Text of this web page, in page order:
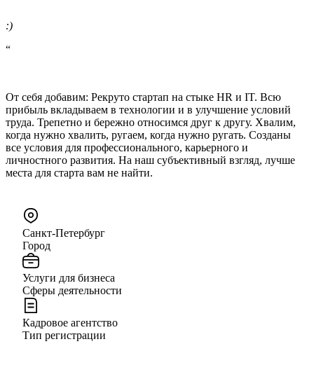
:)
“
От себя добавим: Рекруто стартап на стыке HR и IT. Всю
прибыль вкладываем в технологии и в улучшение условий
труда. Трепетно и бережно относимся друг к другу. Хвалим,
когда нужно хвалить, ругаем, когда нужно ругать. Созданы
все условия для профессионального, карьерного и
личностного развития. На наш субъективный взгляд, лучше
места для старта вам не найти.
Санкт-Петербург
Город
Услуги для бизнеса
Сферы деятельности
Кадровое агентство
Тип регистрации